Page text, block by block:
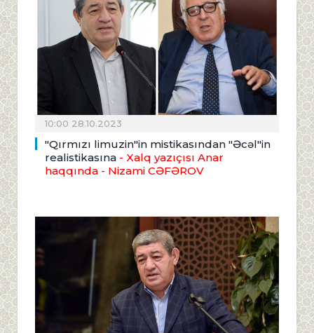
10:00 28.10.2023
"Qırmızı limuzin"in mistikasından "Əcəl"in
realistikasına - Xalq yazıçısı Anar
haqqında - Nizami CƏFƏROV